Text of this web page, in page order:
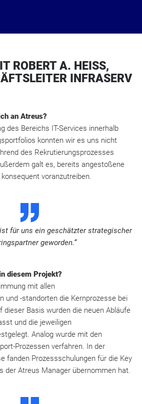
ROBERT A. HEISS,
INFRASERV
an Atreus?
des Bereichs IT-Services innerhalb
konnten wir es uns nicht
des Rekrutierungsprozesses
galt es, bereits angestoßene
voranzutreiben.
D
für uns ein geschätzter strategischer
geworden.“
diesem Projekt?
mit allen
und -standorten die Kernprozesse bei
dieser Basis wurden die neuen Abläufe
und die jeweiligen
Analog wurde mit den
Prozessen verfahren. In der
fanden Prozessschulungen für die Key
der Atreus Manager übernommen hat.